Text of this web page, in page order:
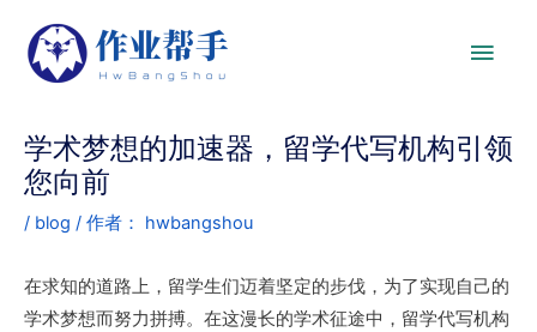
学术梦想的加速器，留学代写机构引领
您向前
/ blog / 作者： hwbangshou
在求知的道路上，留学生们迈着坚定的步伐，为了实现自己的
学术梦想而努力拼搏。在这漫长的学术征途中，留学代写机构